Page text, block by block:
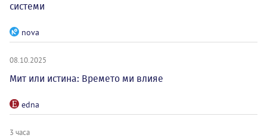
системи
nova
08.10.2025
Мит или истина: Времето ми влияе
edna
3 часа